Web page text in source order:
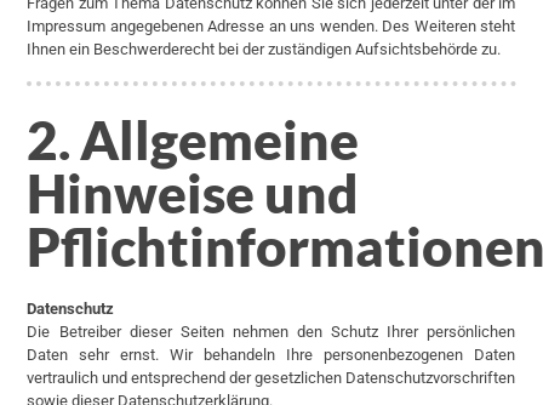
Impressum angegebenen Adresse an uns wenden. Des Weiteren steht
Ihnen ein Beschwerderecht bei der zuständigen Aufsichtsbehörde zu.
2. Allgemeine
Hinweise und
Datenschutz
Die Betreiber dieser Seiten nehmen den Schutz Ihrer persönlichen
Daten sehr ernst. Wir behandeln Ihre personenbezogenen Daten
vertraulich und entsprechend der gesetzlichen Datenschutzvorschriften
sowie dieser Datenschutzerklärung.